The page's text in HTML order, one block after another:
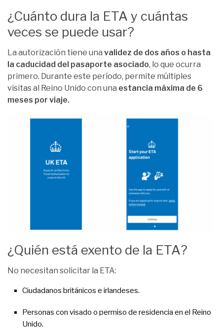
¿Cuánto dura la ETA y cuántas
veces se puede usar?
La autorización tiene una validez de dos años o hasta
la caducidad del pasaporte asociado, lo que ocurra
primero. Durante este período, permite múltiples
visitas al Reino Unido con una estancia máxima de 6
meses por viaje.
¿Quién está exento de la ETA?
No necesitan solicitar la ETA:
Ciudadanos británicos e irlandeses.
Personas con visado o permiso de residencia en el Reino
Unido.